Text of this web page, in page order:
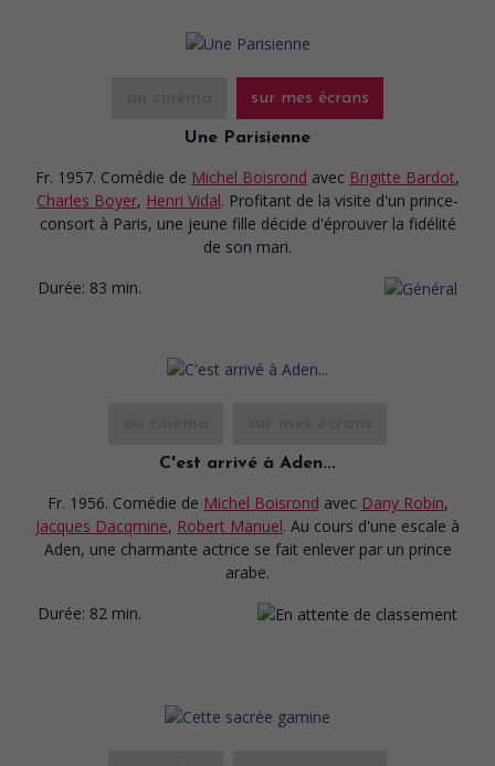
sur mes écrans
Une Parisienne
Fr. 1957. Comédie de Michel Boisrond avec Brigitte Bardot,
Charles Boyer, Henri Vidal. Profitant de la visite d'un prince-
consort à Paris, une jeune fille décide d'éprouver la fidélité
de son mari.
Durée: 83 min.
C'est arrivé à Aden...
Fr. 1956. Comédie de Michel Boisrond avec Dany Robin,
Jacques Dacqmine, Robert Manuel. Au cours d'une escale à
Aden, une charmante actrice se fait enlever par un prince
arabe.
Durée: 82 min.